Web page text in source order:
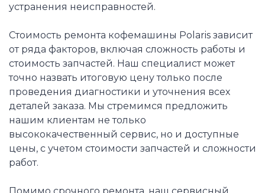
устранения неисправностей.
Стоимость ремонта кофемашины Polaris зависит
от ряда факторов, включая сложность работы и
стоимость запчастей. Наш специалист может
точно назвать итоговую цену только после
проведения диагностики и уточнения всех
деталей заказа. Мы стремимся предложить
нашим клиентам не только
высококачественный сервис, но и доступные
цены, с учетом стоимости запчастей и сложности
работ.